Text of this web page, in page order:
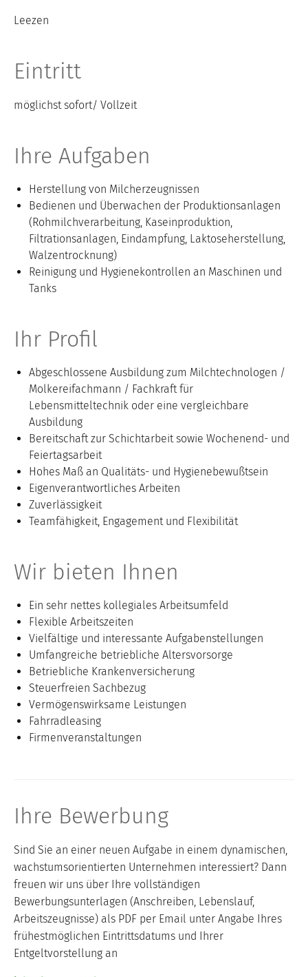
Leezen
Eintritt
möglichst sofort/ Vollzeit
Ihre Aufgaben
Herstellung von Milcherzeugnissen
Bedienen und Überwachen der Produktionsanlagen
(Rohmilchverarbeitung, Kaseinproduktion,
Filtrationsanlagen, Eindampfung, Laktoseherstellung,
Walzentrocknung)
Reinigung und Hygienekontrollen an Maschinen und
Tanks
Ihr Profil
Abgeschlossene Ausbildung zum Milchtechnologen /
Molkereifachmann / Fachkraft für
Lebensmitteltechnik oder eine vergleichbare
Ausbildung
Bereitschaft zur Schichtarbeit sowie Wochenend- und
Feiertagsarbeit
Hohes Maß an Qualitäts- und Hygienebewußtsein
Eigenverantwortliches Arbeiten
Zuverlässigkeit
Teamfähigkeit, Engagement und Flexibilität
Wir bieten Ihnen
Ein sehr nettes kollegiales Arbeitsumfeld
Flexible Arbeitszeiten
Vielfältige und interessante Aufgabenstellungen
Umfangreiche betriebliche Altersvorsorge
Betriebliche Krankenversicherung
Steuerfreien Sachbezug
Vermögenswirksame Leistungen
Fahrradleasing
Firmenveranstaltungen
Ihre Bewerbung
Sind Sie an einer neuen Aufgabe in einem dynamischen,
wachstumsorientierten Unternehmen interessiert? Dann
freuen wir uns über Ihre vollständigen
Bewerbungsunterlagen (Anschreiben, Lebenslauf,
Arbeitszeugnisse) als PDF per Email unter Angabe Ihres
frühestmöglichen Eintrittsdatums und Ihrer
Entgeltvorstellung an